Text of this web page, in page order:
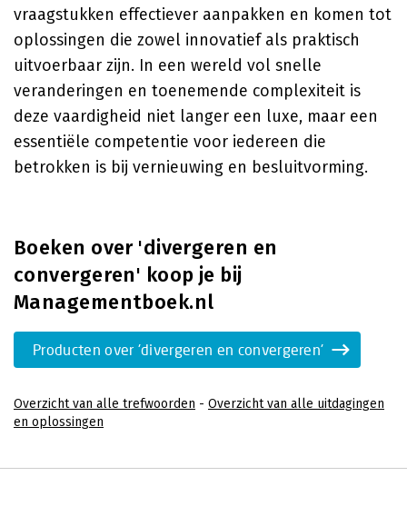
vraagstukken effectiever aanpakken en komen tot
oplossingen die zowel innovatief als praktisch
uitvoerbaar zijn. In een wereld vol snelle
veranderingen en toenemende complexiteit is
deze vaardigheid niet langer een luxe, maar een
essentiële competentie voor iedereen die
betrokken is bij vernieuwing en besluitvorming.
Boeken over 'divergeren en
convergeren' koop je bij
Managementboek.nl
Producten over 'divergeren en convergeren'
Overzicht van alle trefwoorden - Overzicht van alle uitdagingen
en oplossingen